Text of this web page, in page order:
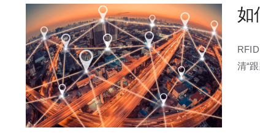
如
清“